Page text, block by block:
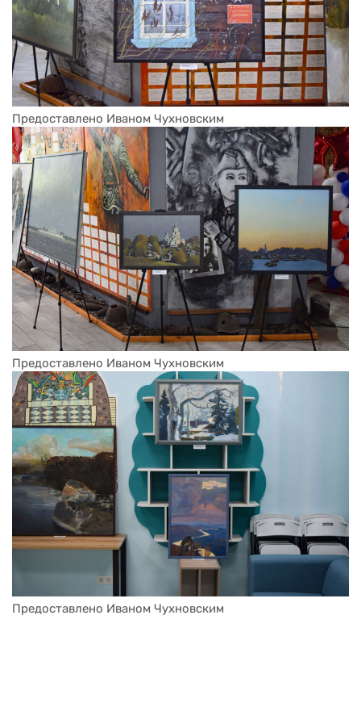
Предоставлено Иваном Чухновским
Предоставлено Иваном Чухновским
Предоставлено Иваном Чухновским